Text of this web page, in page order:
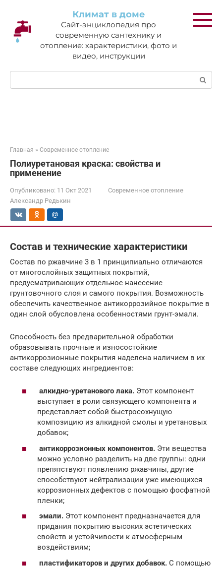
контенту
Климат в доме
Сайт-энциклопедия про
современную сантехнику и
отопление: характеристики, фото и
видео, инструкции
Поиск:
Главная » Современное отопление
Полиуретановая краска: свойства и
применение
Опубликовано: 11 Окт 2021
Современное отопление
Александр Редькин
Состав и технические характеристики
Состав по ржавчине 3 в 1 принципиально отличаются
от многослойных защитных покрытий,
предусматривающих отдельное нанесение
грунтовочного слоя и самого покрытия. Возможность
обеспечить качественное антикоррозийное покрытие в
один слой обусловлена особенностями грунт-эмали.
Способность без предварительной обработки
образовывать прочные и износостойкие
антикоррозионные покрытия наделена наличием в их
составе следующих ингредиентов:
алкидно-уретанового лака. Этот компонент
выступает в роли связующего компонента и
представляет собой быстросохнущую
композицию из алкидной смолы и уретановых
добавок;
антикоррозионных компонентов. Эти вещества
можно условно разделить на две группы: одни
препятствуют появлению ржавчины, другие
способствуют нейтрализации уже имеющихся
коррозионных дефектов с помощью фосфатной
пленки;
эмали. Этот компонент предназначается для
придания покрытию высоких эстетических
свойств и устойчивости к атмосферным
воздействиям;
пластификаторов и других добавок. С помощью